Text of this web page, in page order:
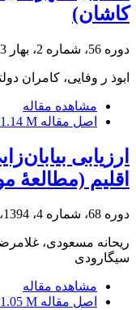
کاشان)
دوره 56، شماره 2، بهار 1403، صفحه
ابوذ ر وفایی، کامران
مشاهده مقاله
اصل مقاله 1.14 M
ارزیابی
اقلیم
دوره 68، شماره 4، 1394، صفحه
ریحانه مسعودی،
سیگارودی
مشاهده مقاله
اصل مقاله 1.05 M